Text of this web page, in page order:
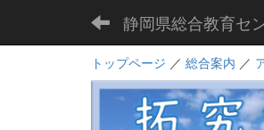
静岡県総合教育セ
トップページ ／ 総合案内 ／